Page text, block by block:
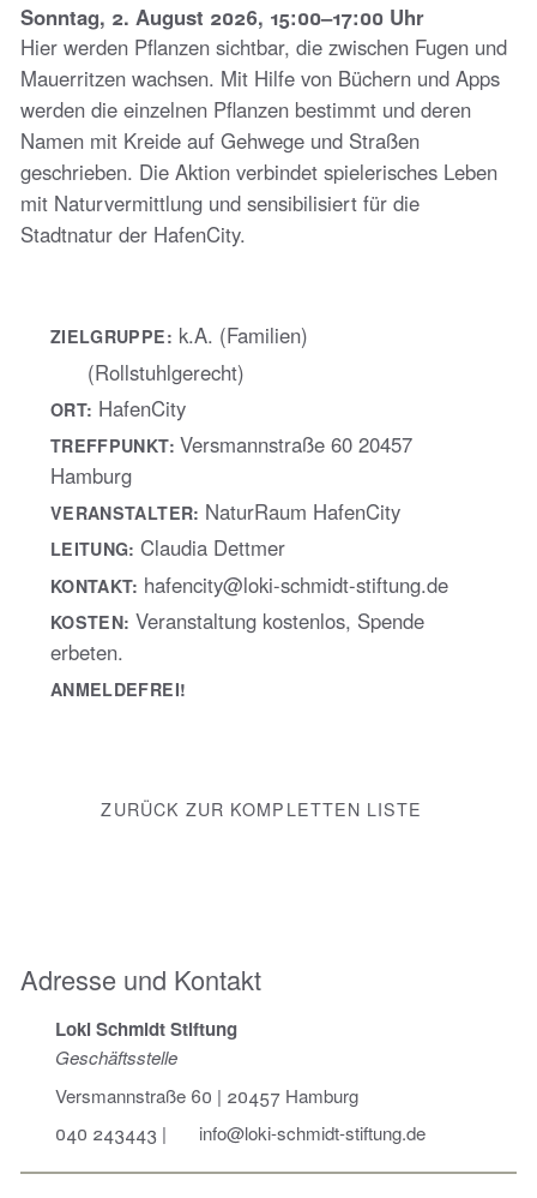
Sonntag, 2. August 2026, 15:00–17:00 Uhr
Hier werden Pflanzen sichtbar, die zwischen Fugen und
Mauerritzen wachsen. Mit Hilfe von Büchern und Apps
werden die einzelnen Pflanzen bestimmt und deren
Namen mit Kreide auf Gehwege und Straßen
geschrieben. Die Aktion verbindet spielerisches Leben
mit Naturvermittlung und sensibilisiert für die
Stadtnatur der HafenCity.
ZIELGRUPPE: k.A. (Familien)
(Rollstuhlgerecht)
ORT: HafenCity
TREFFPUNKT:Versmannstraße 60 20457
Hamburg
VERANSTALTER: NaturRaum HafenCity
LEITUNG:Claudia Dettmer
KONTAKT: hafencity@loki-schmidt-stiftung.de
KOSTEN: Veranstaltung kostenlos, Spende
erbeten.
ANMELDEFREI!
ZURÜCK ZUR KOMPLETTEN LISTE
Adresse und Kontakt
Loki Schmidt Stiftung
Geschäftsstelle
Versmannstraße 60 | 20457 Hamburg
040 243443 | info@loki-schmidt-stiftung.de